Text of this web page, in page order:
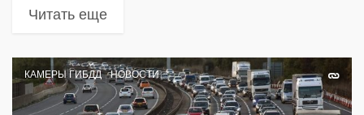
Читать еще
КАМЕРЫ ГИБДД НОВОСТИ